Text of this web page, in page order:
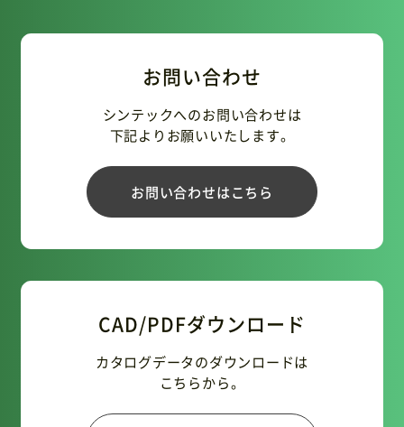
お問い合わせ
シンテックへのお問い合わせは
下記よりお願いいたします。
お問い合わせはこちら
CAD/PDFダウンロード
カタログデータのダウンロードは
こちらから。